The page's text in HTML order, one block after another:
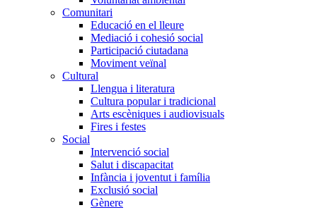
Comunitari
Educació en el lleure
Mediació i cohesió social
Participació ciutadana
Moviment veïnal
Cultural
Llengua i literatura
Cultura popular i tradicional
Arts escèniques i audiovisuals
Fires i festes
Social
Intervenció social
Salut i discapacitat
Infància i joventut i família
Exclusió social
Gènere